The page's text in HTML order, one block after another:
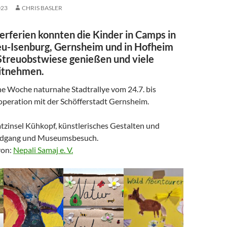
CHRIS BASLER
konnten die Kinder in Camps in
Isenburg, Gernsheim und in Hofheim
genießen und viele
Woche naturnahe Stadtrallye vom 24.7. bis
mit der Schöfferstadt Gernsheim.
Kühkopf, künstlerisches Gestalten und
und Museumsbesuch.
Nepali Samaj e. V.